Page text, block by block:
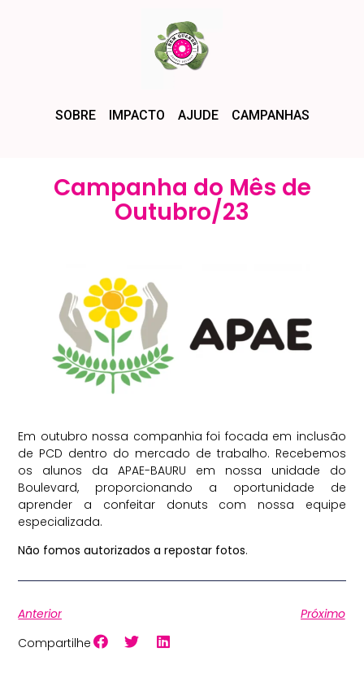
SOBRE IMPACTO AJUDE CAMPANHAS
Campanha do Mês de
Outubro/23
Em outubro nossa companhia foi focada em inclusão
de PCD dentro do mercado de trabalho. Recebemos
os alunos da APAE-BAURU em nossa unidade do
Boulevard, proporcionando a oportunidade de
aprender a confeitar donuts com nossa equipe
especializada.
Não fomos autorizados a repostar fotos.
Anterior
Próximo
Compartilhe